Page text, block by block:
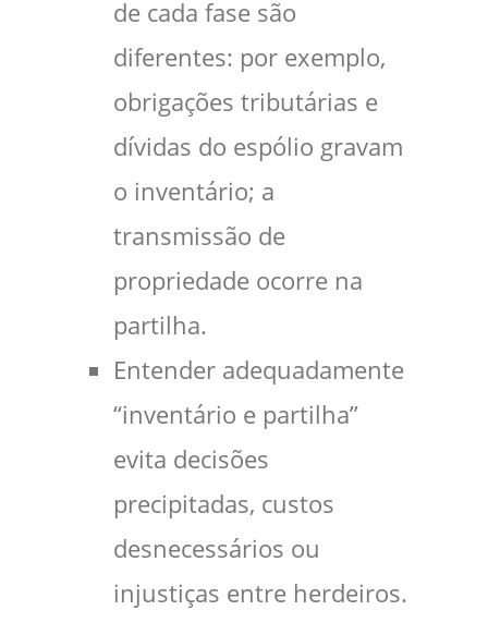
de cada fase são
diferentes: por exemplo,
obrigações tributárias e
dívidas do espólio gravam
o inventário; a
transmissão de
propriedade ocorre na
partilha.
Entender adequadamente
“inventário e partilha”
evita decisões
precipitadas, custos
desnecessários ou
injustiças entre herdeiros.